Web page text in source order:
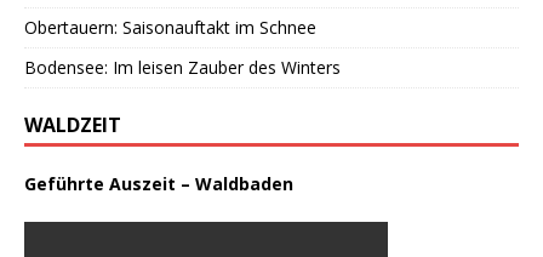
Obertauern: Saisonauftakt im Schnee
Bodensee: Im leisen Zauber des Winters
WALDZEIT
Geführte Auszeit – Waldbaden